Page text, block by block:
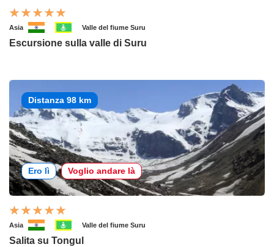
Asia Valle del fiume Suru
Escursione sulla valle di Suru
Distanza 98 km
Ero lì Voglio andare là
Asia Valle del fiume Suru
Salita su Tongul